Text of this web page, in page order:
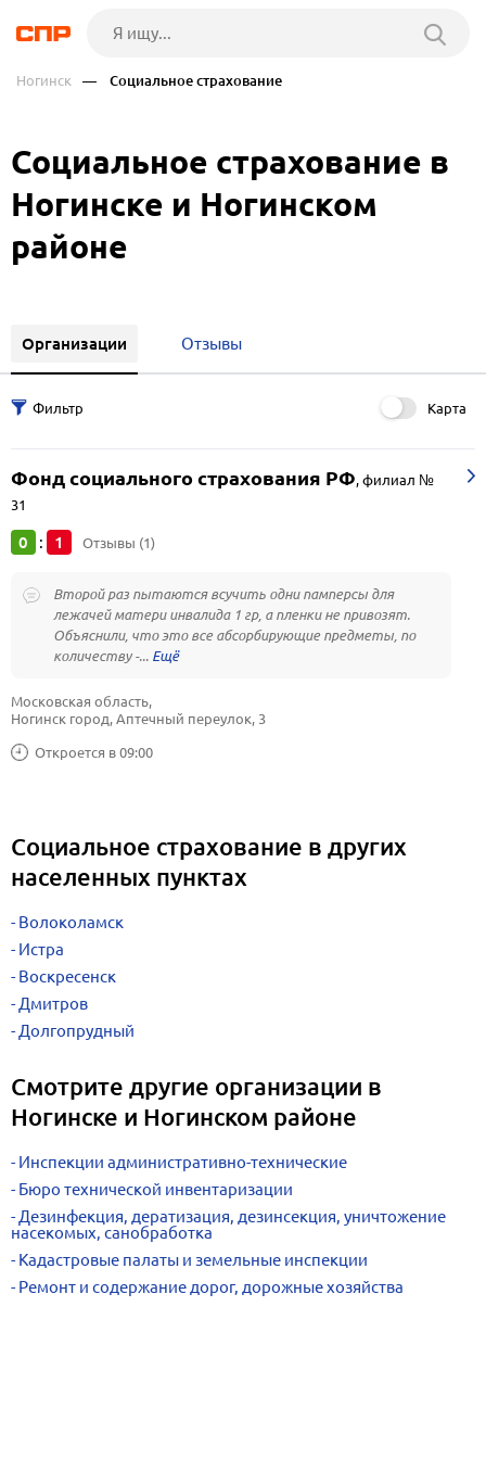
Ногинск — Социальное страхование
Социальное страхование в
Ногинске и Ногинском
районе
Организации Отзывы
Карта
Фонд социального страхования РФ,филиал №
31
0 : 1 Отзывы (1)
Второй раз пытаются всучить одни памперсы для
лежачей матери инвалида 1 гр, а пленки не привозят.
Объяснили, что это все абсорбирующие предметы, по
количеству -...
Откроется в 09:00
Московская область,
Ногинск город, Аптечный переулок, 3
Социальное страхование в других
населенных пунктах
Волоколамск
Истра
Воскресенск
Дмитров
Долгопрудный
Смотрите другие организации в
Ногинске и Ногинском районе
Инспекции административно-технические
Бюро технической инвентаризации
Дезинфекция, дератизация, дезинсекция, уничтожение
насекомых, санобработка
Кадастровые палаты и земельные инспекции
Ремонт и содержание дорог, дорожные хозяйства